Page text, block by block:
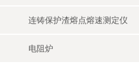
连铸保护渣熔点熔速测定仪
电阻炉